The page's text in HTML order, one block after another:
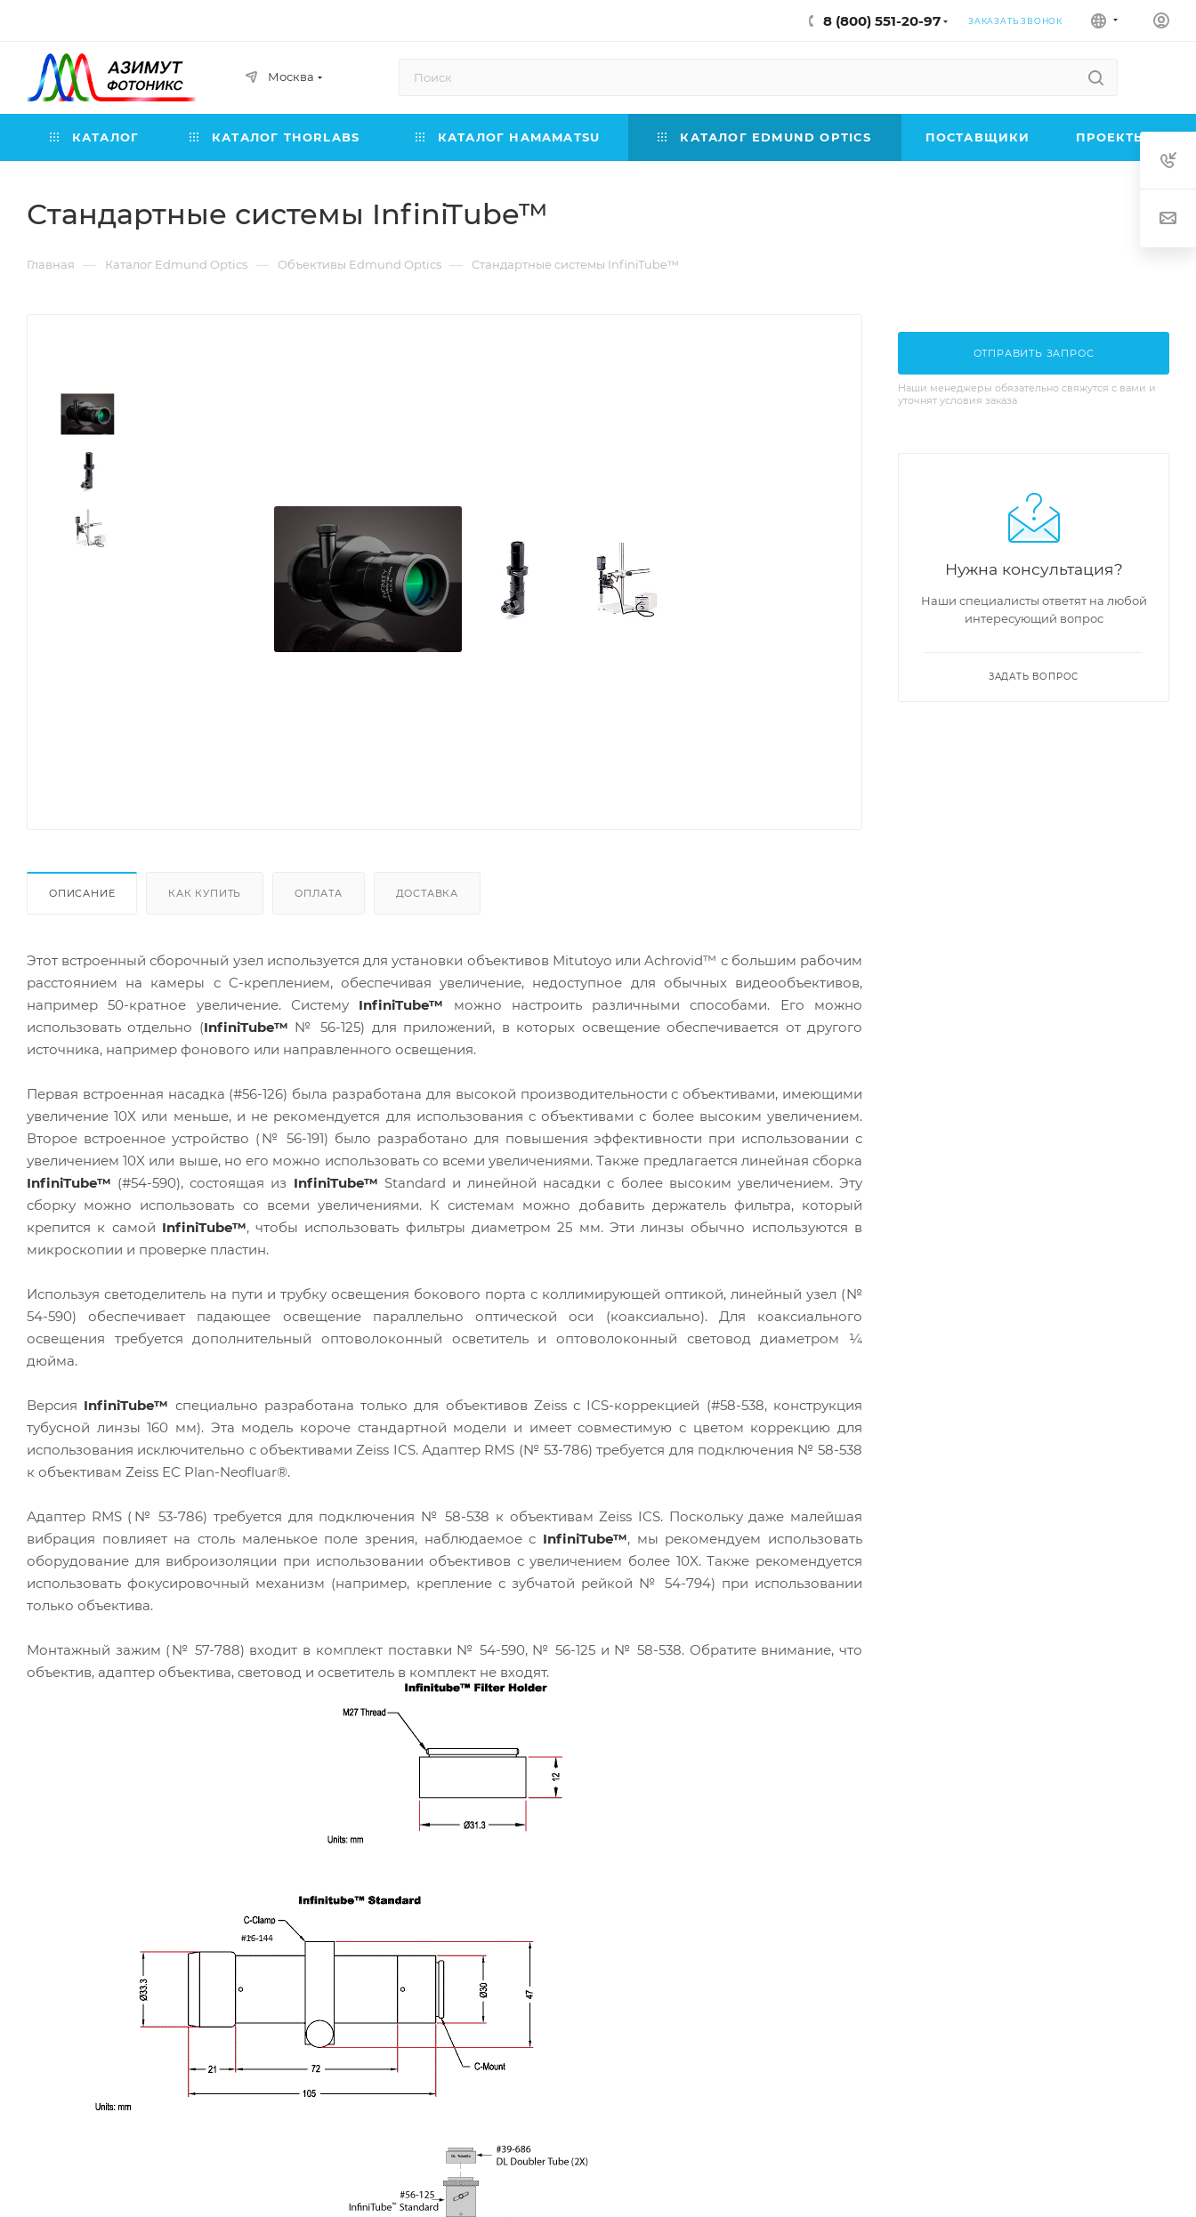
8 (800) 551-20-97 ЗАКАЗАТЬ ЗВОНОК
Москва
КАТАЛОГ КАТАЛОГ THORLABS КАТАЛОГ HAMAMATSU КАТАЛОГ EDMUND OPTICS ПОСТАВЩИКИ ПРОЕКТЫ
Стандартные системы InfiniTube™
Главная — Каталог Edmund Optics — Объективы Edmund Optics — Стандартные системы InfiniTube™
ОПИСАНИЕ КАК КУПИТЬ ОПЛАТА ДОСТАВКА
Этот встроенный сборочный узел используется для установки объективов Mitutoyo или Achrovid™ с большим рабочим
расстоянием на камеры с C-креплением, обеспечивая увеличение, недоступное для обычных видеообъективов,
например 50-кратное увеличение. Систему InfiniTube™ можно настроить различными способами. Его можно
использовать отдельно (InfiniTube™ № 56-125) для приложений, в которых освещение обеспечивается от другого
источника, например фонового или направленного освещения.
Первая встроенная насадка (#56-126) была разработана для высокой производительности с объективами, имеющими
увеличение 10X или меньше, и не рекомендуется для использования с объективами с более высоким увеличением.
Второе встроенное устройство (№ 56-191) было разработано для повышения эффективности при использовании с
увеличением 10X или выше, но его можно использовать со всеми увеличениями. Также предлагается линейная сборка
InfiniTube™ (#54-590), состоящая из InfiniTube™ Standard и линейной насадки с более высоким увеличением. Эту
сборку можно использовать со всеми увеличениями. К системам можно добавить держатель фильтра, который
крепится к самой InfiniTube™, чтобы использовать фильтры диаметром 25 мм. Эти линзы обычно используются в
микроскопии и проверке пластин.
Используя светоделитель на пути и трубку освещения бокового порта с коллимирующей оптикой, линейный узел (№
54-590) обеспечивает падающее освещение параллельно оптической оси (коаксиально). Для коаксиального
освещения требуется дополнительный оптоволоконный осветитель и оптоволоконный световод диаметром ¼
дюйма.
Версия InfiniTube™ специально разработана только для объективов Zeiss с ICS-коррекцией (#58-538, конструкция
тубусной линзы 160 мм). Эта модель короче стандартной модели и имеет совместимую с цветом коррекцию для
использования исключительно с объективами Zeiss ICS. Адаптер RMS (№ 53-786) требуется для подключения № 58-538
к объективам Zeiss EC Plan-Neofluar®.
Адаптер RMS (№ 53-786) требуется для подключения № 58-538 к объективам Zeiss ICS. Поскольку даже малейшая
вибрация повлияет на столь маленькое поле зрения, наблюдаемое с InfiniTube™, мы рекомендуем использовать
оборудование для виброизоляции при использовании объективов с увеличением более 10X. Также рекомендуется
использовать фокусировочный механизм (например, крепление с зубчатой ​​рейкой № 54-794) при использовании
только объектива.
Монтажный зажим (№ 57-788) входит в комплект поставки № 54-590, № 56-125 и № 58-538. Обратите внимание, что
объектив, адаптер объектива, световод и осветитель в комплект не входят.
ОТПРАВИТЬ ЗАПРОС
Наши менеджеры обязательно свяжутся с вами и
уточнят условия заказа
Нужна консультация?
Наши специалисты ответят на любой
интересующий вопрос
ЗАДАТЬ ВОПРОС